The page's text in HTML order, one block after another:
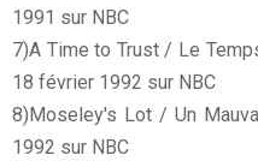
1991 sur NBC
7)A Time to Trust / Le
18 février 1992 sur NBC
8)Moseley's Lot / Un
1992 sur NBC